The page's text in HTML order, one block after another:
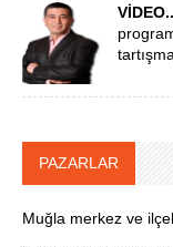
PAZARLAR
Muğla merkez ve